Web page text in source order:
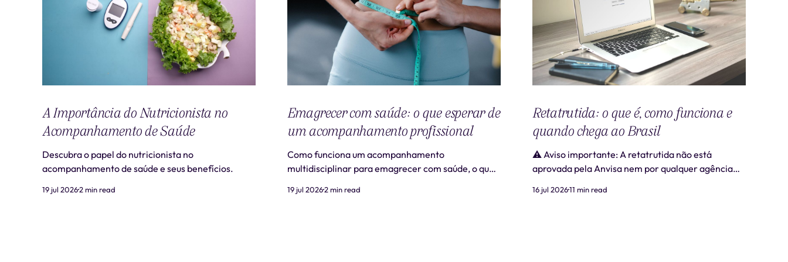
A Importância do Nutricionista no
Acompanhamento de Saúde
Descubra o papel do nutricionista no
acompanhamento de saúde e seus benefícios.
19 jul 20262 min read
Emagrecer com saúde: o que esperar de
um acompanhamento profissional
Como funciona um acompanhamento
multidisciplinar para emagrecer com saúde, o que
profissional.
19 jul 20262 min read
Retatrutida: o que é, como funciona e
quando chega ao Brasil
⚠️ Aviso importante: A retatrutida não está
aprovada pela Anvisa nem por qualquer agência
como "retatrutida" fora de estudos clínicos
16 jul 202611 min read